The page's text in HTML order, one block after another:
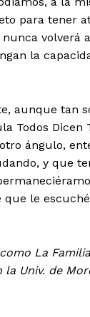
para tener
volverá
la
aunque tan
Todos Dicen
ángulo,
y que
le
La
Univ. de